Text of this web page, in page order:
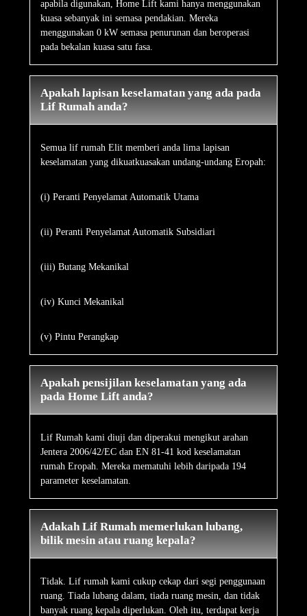
apabila digunakan, Home Lift kami hanya menggunakan
kuasa sebanyak ini semasa pendakian. Mereka
menggunakan 0 kW semasa penurunan dan beroperasi
pada bekalan kuasa satu fasa.
Apakah lapisan keselamatan yang ada pada
Lif Rumah anda?
Semua lif rumah Elit memberi anda lima lapisan
keselamatan yang dikuatkuasakan undang-undang Eropah:
(i) Peranti Penyelamat Automatik Utama
(ii) Peranti Penyelamat Automatik Subsidiari
(iii) Butang Mekanikal
(iv) Kunci Mekanikal
(v) Pintu Perangkap
Apakah pensijilan keselamatan yang ada
pada Home Lift anda?
Lif Rumah kami diuji dan diperakui mengikut arahan
Jentera 2006/42/EC dan EN 81-41 kod keselamatan
rumah Eropah. Mereka mematuhi lebih daripada 194
parameter keselamatan.
Adakah Lif Rumah memerlukan lubang,
bilik mesin atau ruang kepala?
Tidak. Lif rumah kami cukup cekap dari segi penggunaan
ruang. Tiada lubang dalam, tiada ruang mesin, dan tidak
banyak ruang kepala diperlukan. Oleh itu, terdapat kerja